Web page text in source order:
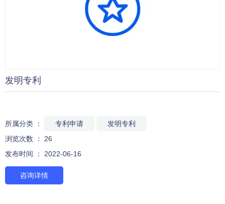
发明专利
所属分类 ： 专利申请
发明专利
浏览次数 ： 26
发布时间 ： 2022-06-16
咨询详情